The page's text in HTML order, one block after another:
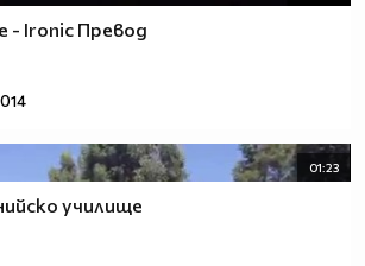
- Ironic Превод
01:23
училище